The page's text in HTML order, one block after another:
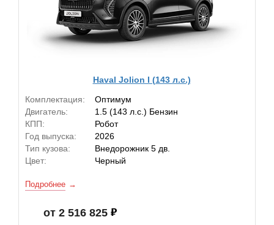
Haval Jolion I (143 л.с.)
Комплектация:
Оптимум
Двигатель:
1.5 (143 л.с.) Бензин
КПП:
Робот
Год выпуска:
2026
Тип кузова:
Внедорожник 5 дв.
Цвет:
Черный
Подробнее
от 2 516 825